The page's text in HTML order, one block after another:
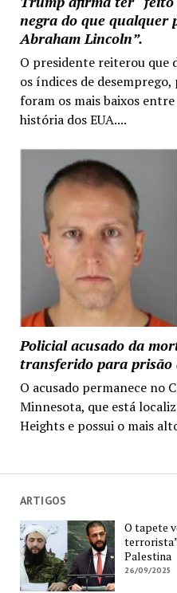
negra do que qualquer
Abraham Lincoln”.
O presidente reiterou que
os índices de
foram os mais baixos
história dos EUA....
Policial acusado da
transferido para prisão
O acusado permanece no
Minnesota, que está
Heights e possui o mais
ARTIGOS
O tapete
Palestina
26/09/2025